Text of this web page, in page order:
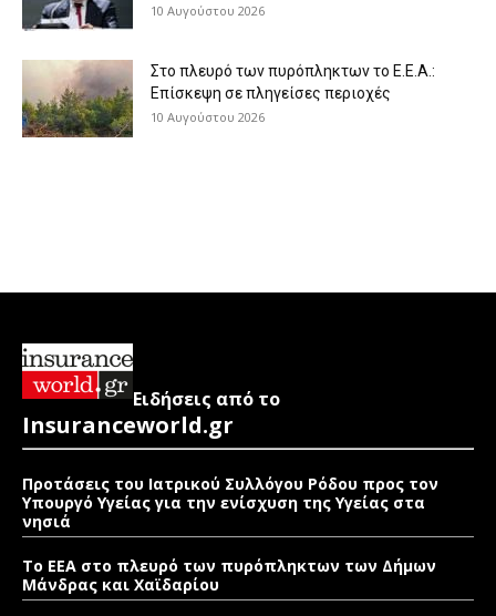
10 Αυγούστου 2026
Στο πλευρό των πυρόπληκτων το Ε.Ε.Α.:
Επίσκεψη σε πληγείσες περιοχές
10 Αυγούστου 2026
Ειδήσεις από το
Insuranceworld.gr
Προτάσεις του Ιατρικού Συλλόγου Ρόδου προς τον
Υπουργό Υγείας για την ενίσχυση της Υγείας στα
νησιά
Το ΕΕΑ στο πλευρό των πυρόπληκτων των Δήμων
Μάνδρας και Χαϊδαρίου